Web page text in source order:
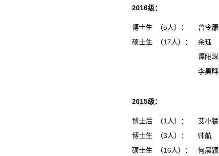
2016级：
博士生 （5人）：
曾令
硕士生 （17人）：
余珏
谭阳
李昊
2015级：
博士后 （1人）：
艾小
博士生 （3人）：
帅航
硕士生 （16人）：
何晨